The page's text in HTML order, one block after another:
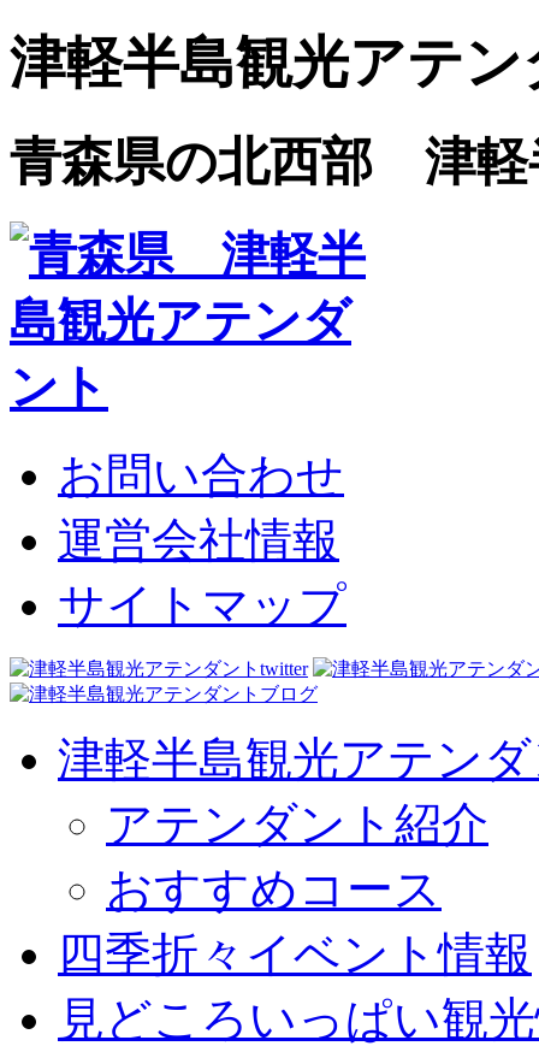
津軽半島観光アテ
青森県の北西部 津軽
お問い合わせ
運営会社情報
サイトマップ
津軽半島観光アテン
アテンダント紹介
おすすめコース
四季折々イベント情報
見どころいっぱい観